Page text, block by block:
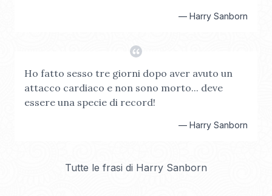
— Harry Sanborn
Ho fatto sesso tre giorni dopo aver avuto un
attacco cardiaco e non sono morto... deve
essere una specie di record!
— Harry Sanborn
Tutte le frasi di Harry Sanborn